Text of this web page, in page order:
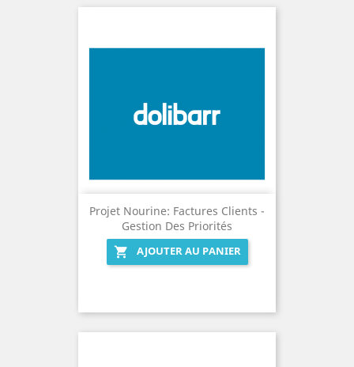
Projet Nourine: Factures Clients -
Gestion Des Priorités

AJOUTER AU PANIER